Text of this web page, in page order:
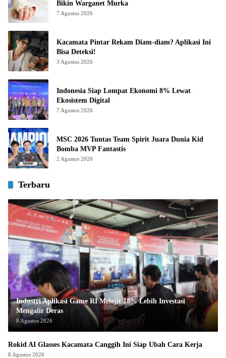
Bikin Warganet Murka
7 Agustus 2026
Kacamata Pintar Rekam Diam-diam? Aplikasi Ini
Bisa Deteksi!
3 Agustus 2026
Indonesia Siap Lompat Ekonomi 8% Lewat
Ekosistem Digital
7 Agustus 2026
MSC 2026 Tuntas Team Spirit Juara Dunia Kid
Bomba MVP Fantastis
2 Agustus 2026
Terbaru
Industri Aplikasi Game RI Melejit 18% Lebih Investasi
Mengalir Deras
8 Agustus 2026
Rokid AI Glasses Kacamata Canggih Ini Siap Ubah Cara Kerja
8 Agustus 2026